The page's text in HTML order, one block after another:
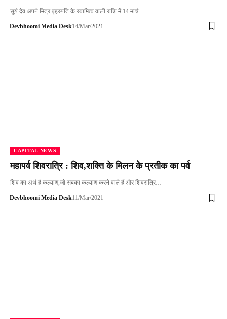
सूर्य देव अपने मित्र बृहस्पति के स्वामित्व वाली राशि में 14 मार्च…
Devbhoomi Media Desk14/Mar/2021
CAPITAL NEWS
महापर्व शिवरात्रि : शिव,शक्ति के मिलन के प्रतीक का पर्व
शिव का अर्थ है कल्याण,जो सबका कल्याण करने वाले हैं और शिवरात्रि…
Devbhoomi Media Desk11/Mar/2021